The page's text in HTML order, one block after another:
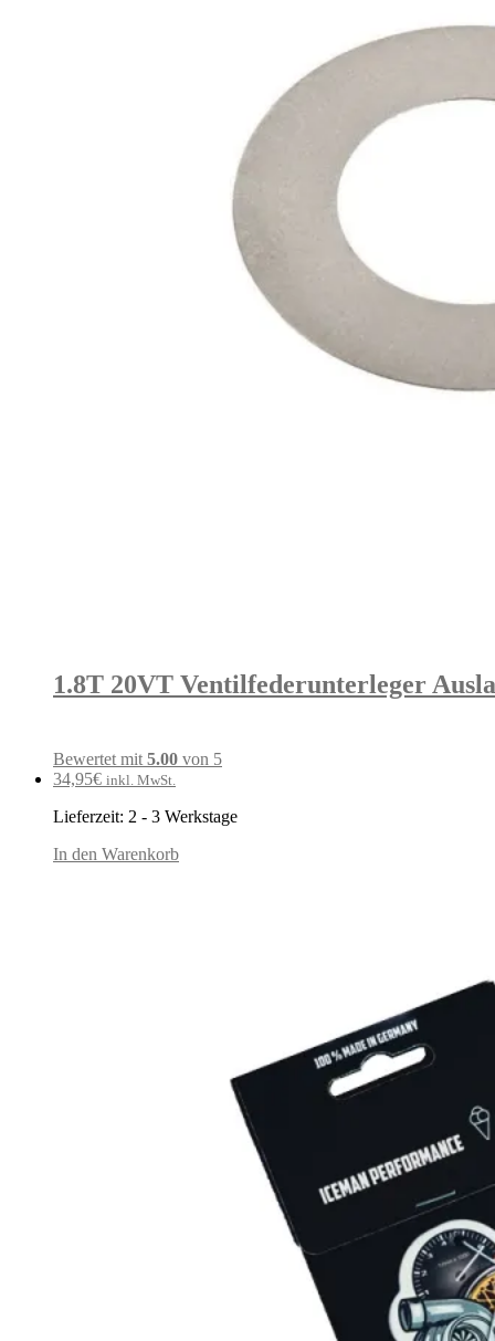
1.8T 20VT Ventilfederunterleger
Bewertet mit 5.00 von 5
34,95€ inkl. MwSt.
Lieferzeit: 2 - 3 Werkstage
In den Warenkorb